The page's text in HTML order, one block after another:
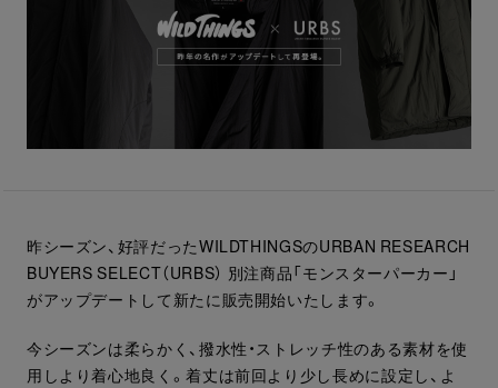
昨シーズン、好評だったWILDTHINGSのURBAN RESEARCH
BUYERS SELECT（URBS） 別注商品「モンスターパーカー」
がアップデートして新たに販売開始いたします。
今シーズンは柔らかく、撥水性・ストレッチ性のある素材を使
用しより着心地良く。着丈は前回より少し長めに設定し、よ